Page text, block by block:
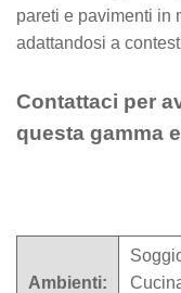
pareti e pavimenti in
adattandosi a
Contattaci per
questa gamma
Ambienti: